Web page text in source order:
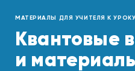
МАТЕРИАЛЫ ДЛЯ УЧИТЕЛЯ К УРОКУ
Квантовые
и